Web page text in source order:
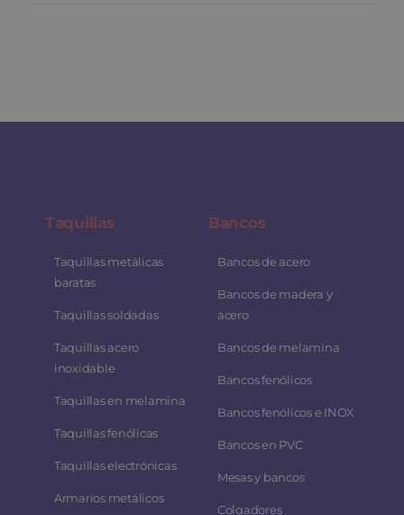
Taquillas
Taquillas metálicas
baratas
Taquillas soldadas
Taquillas acero
inoxidable
Taquillas en melamina
Taquillas fenólicas
Taquillas electrónicas
Armarios metálicos
Bancos
Bancos de acero
Bancos de madera y
acero
Bancos de melamina
Bancos fenólicos
Bancos fenólicos e INOX
Bancos en PVC
Mesas y bancos
Colgadores